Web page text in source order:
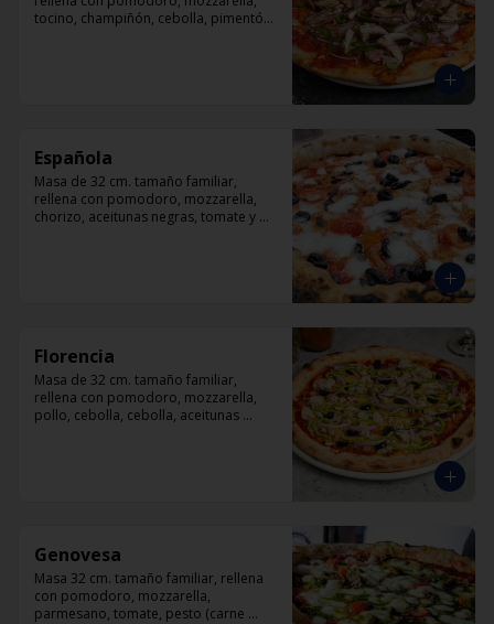
tocino, champiñón, cebolla, pimentón,
Española
Masa de 32 cm. tamaño familiar,
rellena con pomodoro, mozzarella,
chorizo, aceitunas negras, tomate y
Florencia
Masa de 32 cm. tamaño familiar,
rellena con pomodoro, mozzarella,
pollo, cebolla, cebolla, aceitunas
Genovesa
Masa 32 cm. tamaño familiar, rellena
con pomodoro, mozzarella,
parmesano, tomate, pesto (carne